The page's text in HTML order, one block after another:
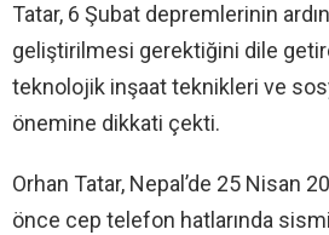
Tatar, 6 Şubat depremlerinin
geliştirilmesi gerektiğini dile
teknolojik inşaat teknikleri ve
önemine dikkati çekti.
Orhan Tatar, Nepal’de 25 Nisan
önce cep telefon hatlarında